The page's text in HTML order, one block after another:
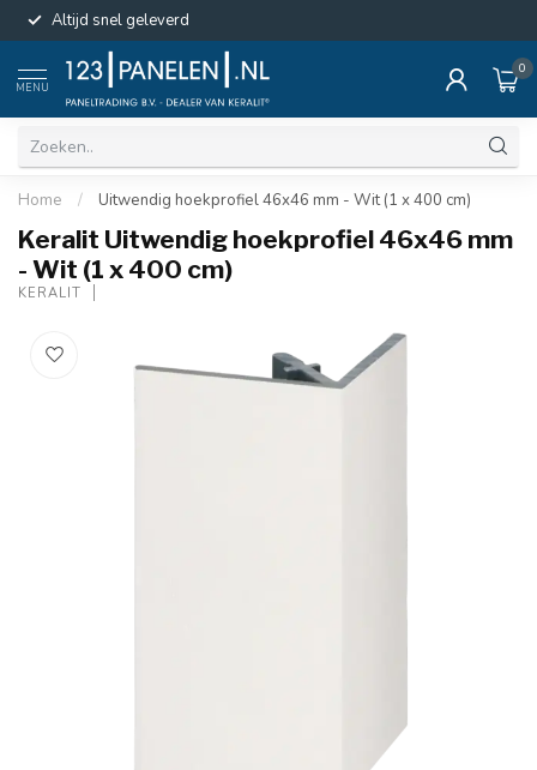
Altijd snel geleverd
MENU
0
Home / Uitwendig hoekprofiel 46x46 mm - Wit (1 x 400 cm)
Keralit Uitwendig hoekprofiel 46x46 mm
- Wit (1 x 400 cm)
KERALIT